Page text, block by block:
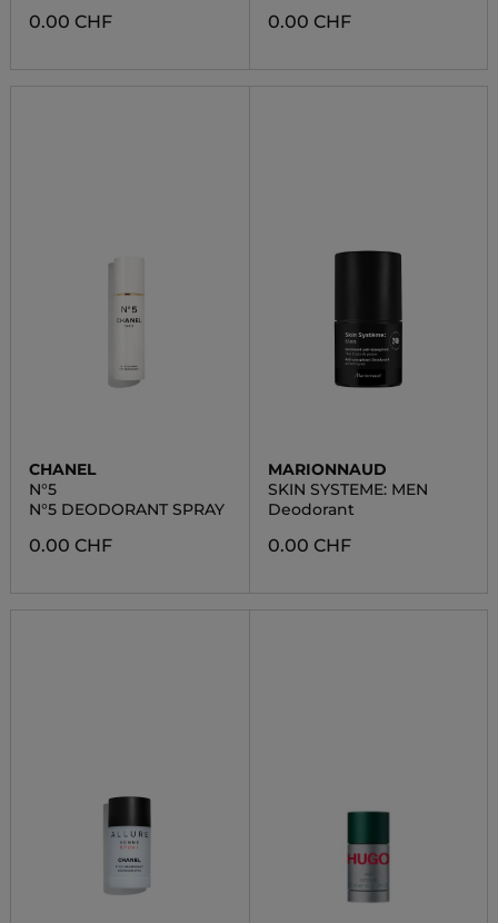
0.00 CHF 0.00 CHF
CHANEL
N°5
N°5 DEODORANT SPRAY
0.00 CHF
MARIONNAUD
SKIN SYSTEME: MEN
Deodorant
0.00 CHF